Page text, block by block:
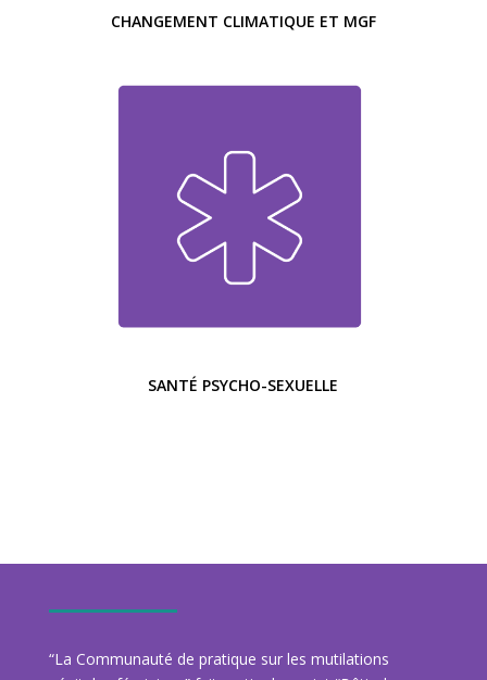
CHANGEMENT CLIMATIQUE ET MGF
SANTÉ PSYCHO-SEXUELLE
“La Communauté de pratique sur les mutilations